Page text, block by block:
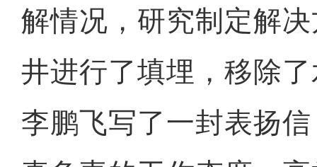
解情况，研究制定解
井进行了填埋，移除
李鹏飞写了一封表扬